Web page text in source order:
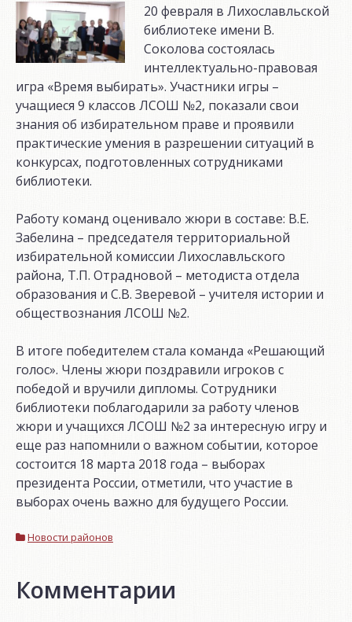
20 февраля в Лихославльской
библиотеке имени В.
Соколова состоялась
интеллектуально-правовая
игра «Время выбирать». Участники игры –
учащиеся 9 классов ЛСОШ №2, показали свои
знания об избирательном праве и проявили
практические умения в разрешении ситуаций в
конкурсах, подготовленных сотрудниками
библиотеки.
Работу команд оценивало жюри в составе: В.Е.
Забелина – председателя территориальной
избирательной комиссии Лихославльского
района, Т.П. Отрадновой – методиста отдела
образования и С.В. Зверевой – учителя истории и
обществознания ЛСОШ №2.
В итоге победителем стала команда «Решающий
голос». Члены жюри поздравили игроков с
победой и вручили дипломы. Сотрудники
библиотеки поблагодарили за работу членов
жюри и учащихся ЛСОШ №2 за интересную игру и
еще раз напомнили о важном событии, которое
состоится 18 марта 2018 года – выборах
президента России, отметили, что участие в
выборах очень важно для будущего России.
Новости районов
Комментарии